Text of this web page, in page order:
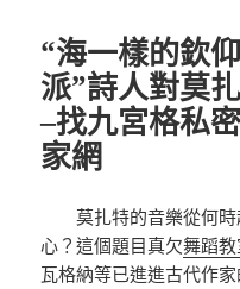
“海一樣的欽
派”詩人對莫
–找九宮格私
家網
莫扎特的音樂從何
心？這個題目真欠舞蹈
瓦格納等已進進古代作